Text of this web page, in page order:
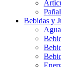
Bebidas y